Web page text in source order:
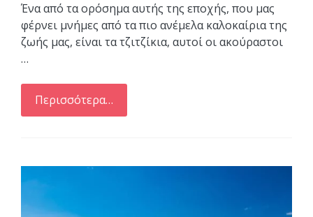
Ένα από τα ορόσημα αυτής της εποχής, που μας
φέρνει μνήμες από τα πιο ανέμελα καλοκαίρια της
ζωής μας, είναι τα τζιτζίκια, αυτοί οι ακούραστοι
…
Περισσότερα…